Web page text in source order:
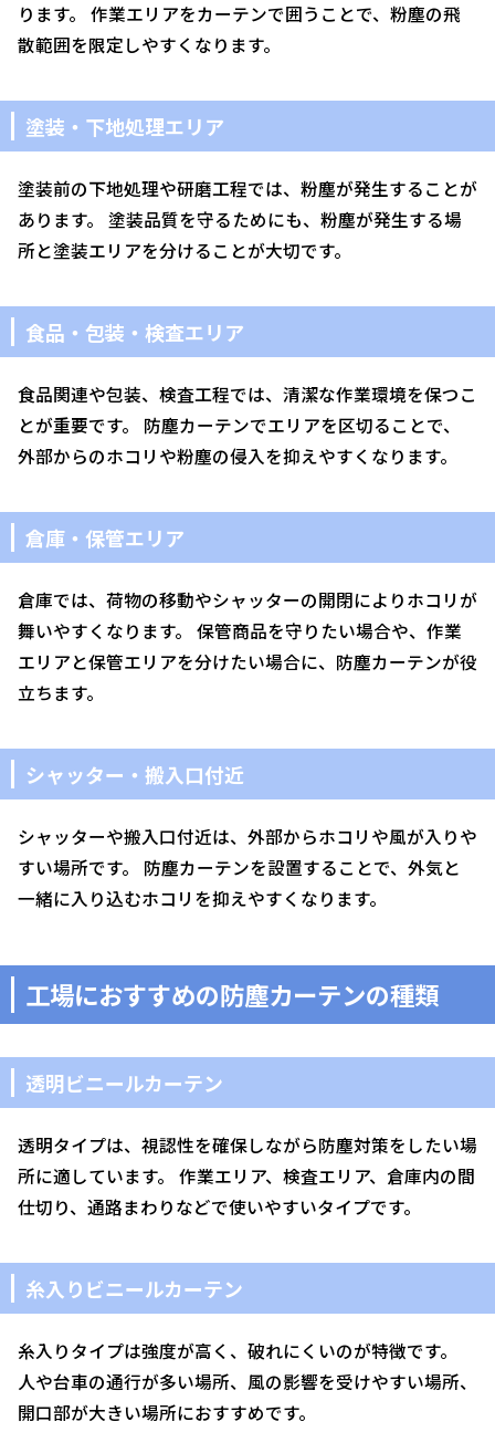
ります。 作業エリアをカーテンで囲うことで、粉塵の飛
散範囲を限定しやすくなります。
塗装・下地処理エリア
塗装前の下地処理や研磨工程では、粉塵が発生することが
あります。 塗装品質を守るためにも、粉塵が発生する場
所と塗装エリアを分けることが大切です。
食品・包装・検査エリア
食品関連や包装、検査工程では、清潔な作業環境を保つこ
とが重要です。 防塵カーテンでエリアを区切ることで、
外部からのホコリや粉塵の侵入を抑えやすくなります。
倉庫・保管エリア
倉庫では、荷物の移動やシャッターの開閉によりホコリが
舞いやすくなります。 保管商品を守りたい場合や、作業
エリアと保管エリアを分けたい場合に、防塵カーテンが役
立ちます。
シャッター・搬入口付近
シャッターや搬入口付近は、外部からホコリや風が入りや
すい場所です。 防塵カーテンを設置することで、外気と
一緒に入り込むホコリを抑えやすくなります。
工場におすすめの防塵カーテンの種類
透明ビニールカーテン
透明タイプは、視認性を確保しながら防塵対策をしたい場
所に適しています。 作業エリア、検査エリア、倉庫内の間
仕切り、通路まわりなどで使いやすいタイプです。
糸入りビニールカーテン
糸入りタイプは強度が高く、破れにくいのが特徴です。
人や台車の通行が多い場所、風の影響を受けやすい場所、
開口部が大きい場所におすすめです。